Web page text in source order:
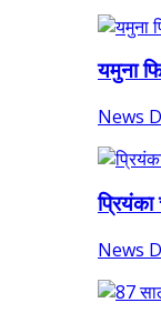
यमुना
News
News